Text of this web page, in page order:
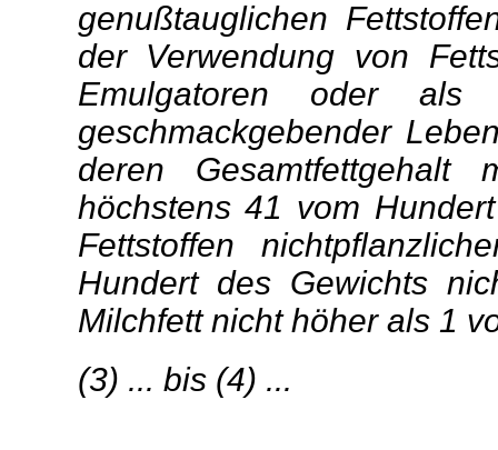
genußtauglichen
der Verwendung von
Emulgatoren oder als
geschmackgebender
deren Gesamtfettgehalt
höchstens 41 vom
Fettstoffen
Hundert des Gewichts
Milchfett nicht höher als 1
(3) ... bis (4) ...